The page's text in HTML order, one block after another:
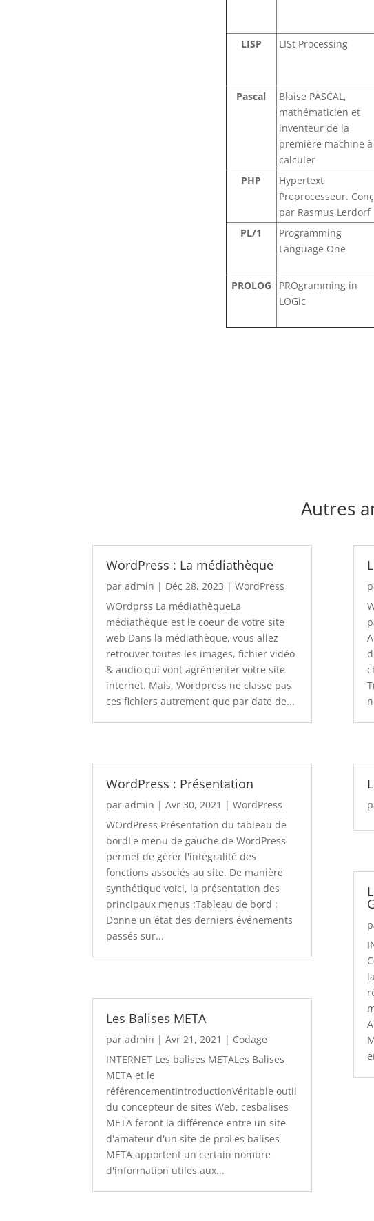
LISP
LISt Processing
Pascal
Blaise PASCAL,
mathématicien et
inventeur de la
première machine à
calculer
PHP
Hypertext
Preprocesseur.
par Rasmus Lerdorf
PL/1
Programming
Language One
PROLOG
PROgramming in
LOGic
Autres
WordPress : La médiathèque
paradmin | Déc 28, 2023 |WordPress
WOrdprss La médiathèqueLa
médiathèque est le coeur de votre site
web Dans la médiathèque, vous allez
retrouver toutes les images, fichier vidéo
& audio qui vont agrémenter votre site
internet. Mais, Wordpress ne classe pas
ces fichiers autrement que par date de...
WordPress : Présentation
paradmin |Avr 30, 2021 |WordPress
WOrdPress Présentation du tableau de
bordLe menu de gauche de WordPress
permet de gérer l'intégralité des
fonctions associés au site. De manière
synthétique voici, la présentation des
principaux menus :Tableau de bord :
Donne un état des derniers événements
passés sur...
Les Balises META
paradmin |Avr 21, 2021 | Codage
INTERNET Les balises METALes Balises
META et le
référencementIntroductionVéritable outil
du concepteur de sites Web, cesbalises
META feront la différence entre un site
d'amateur d'un site de proLes balises
META apportent un certain nombre
d'information utiles aux...